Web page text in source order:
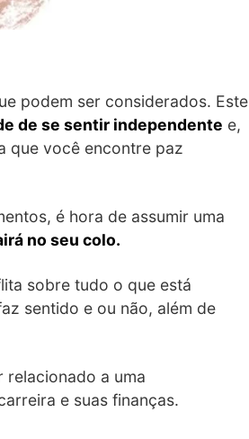
podem ser considerados. Este
de se sentir independente e,
que você encontre paz
é hora de assumir uma
no seu colo.
sobre tudo o que está
sentido e ou não, além de
relacionado a uma
e suas finanças.